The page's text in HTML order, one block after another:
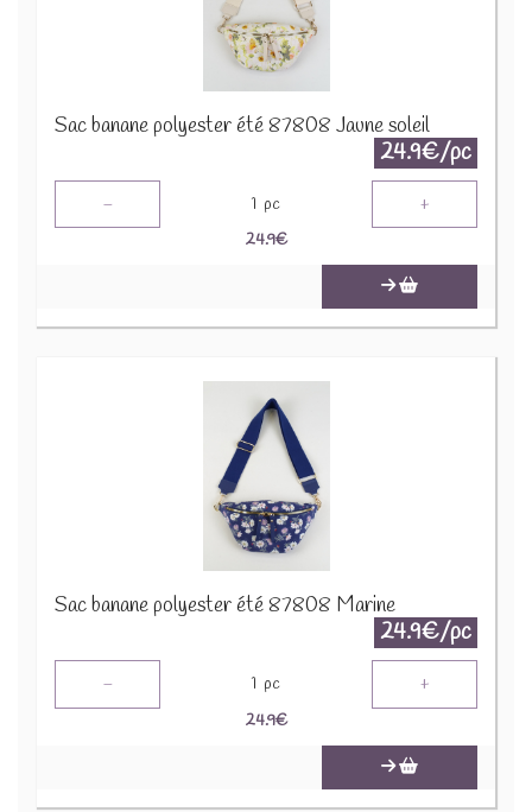
Sac banane polyester été 87808 Jaune soleil
24.9€/pc
- 1 pc +
24.9€
Sac banane polyester été 87808 Marine
24.9€/pc
- 1 pc +
24.9€